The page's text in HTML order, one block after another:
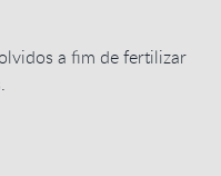
a fim de fertilizar